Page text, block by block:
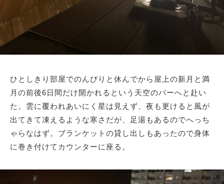
ひとしきり部屋でのんびりと休んでから屋上の新月と満
月の前後6日間だけ開かれるという天空のバーへと赴い
た。雲に覆われあいにく星は見えず、夜も更けると風が
出てきて凍えるような寒さだが、足湯もあるのでへっち
ゃらなはず。ブランケットの貸し出しもあったので身体
に巻き付けてカウンターに座る。